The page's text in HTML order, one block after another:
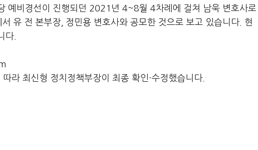
예비경선이 진행되던 2021년 4~8월 4차례에 걸쳐 남욱 변호사로
유 전 본부장, 정민용 변호사와 공모한 것으로 보고 있습니다. 현
다.
라 최신형 정치정책부장이 최종 확인·수정했습니다.